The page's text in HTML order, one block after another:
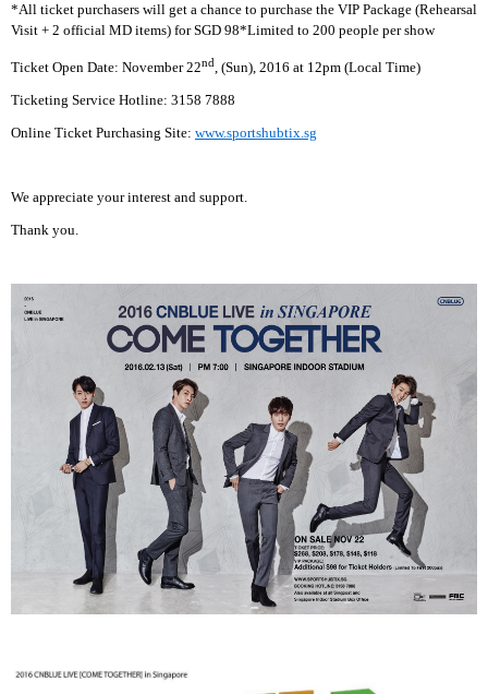
*All ticket purchasers will get a chance to purchase the VIP Package (Rehearsal
Visit + 2 official MD items) for SGD 98*Limited to 200 people per show
Ticket Open Date: November 22nd, (Sun), 2016 at 12pm (Local Time)
Ticketing Service Hotline: 3158 7888
Online Ticket Purchasing Site: www.sportshubtix.sg
We appreciate your interest and support.
Thank you.